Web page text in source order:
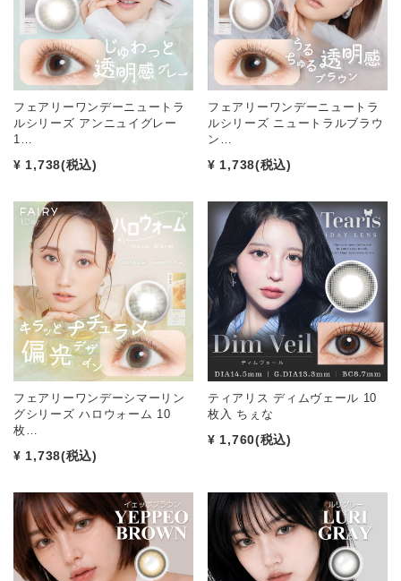
フェアリーワンデーニュートラ
ルシリーズ アンニュイグレー
1…
¥ 1,738(税込)
フェアリーワンデーニュートラ
ルシリーズ ニュートラルブラウ
ン…
¥ 1,738(税込)
フェアリーワンデーシマーリン
グシリーズ ハロウォーム 10
枚…
¥ 1,738(税込)
ティアリス ディムヴェール 10
枚入 ちぇな
¥ 1,760(税込)